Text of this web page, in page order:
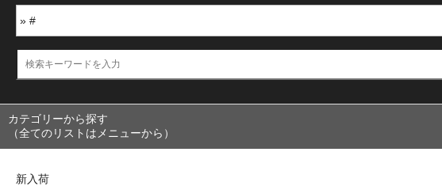
カテゴリーから探す
（全てのリストはメニューから）
新入荷